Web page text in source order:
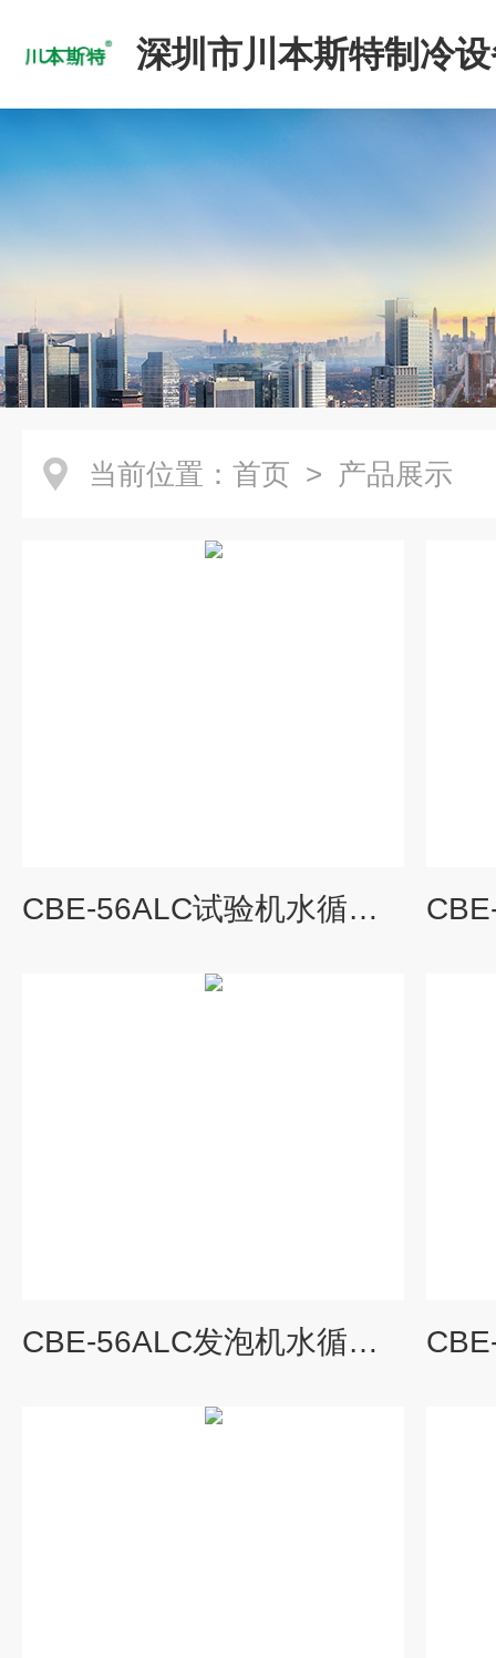
深圳市川本斯特制冷
公司
当前位置： 首页 > 产品展示
CBE-56ALC试验机水循环冷却机
CBE-56ALC发泡机水循环冷却机